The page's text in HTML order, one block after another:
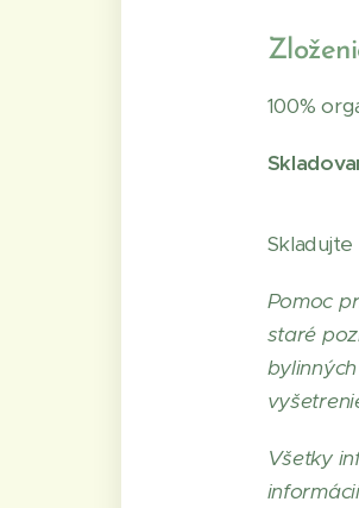
100%
Pomoc
staré
Všetky